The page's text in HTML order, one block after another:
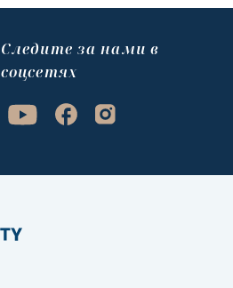
Cледите за нами в
соцсетях